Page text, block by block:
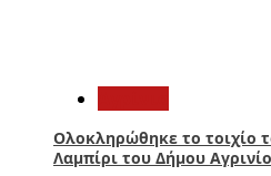
Ολοκληρώθηκε το τοιχίο
Λαμπίρι του Δήμου